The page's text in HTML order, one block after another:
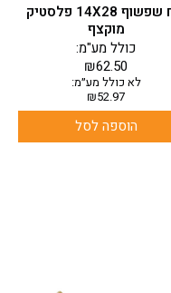
לוח שפשוף 14X28 פלסטיק
מוקצף
₪62.50
כולל מע"מ:
לא כולל מע״מ:
₪52.97
הוספה לסל